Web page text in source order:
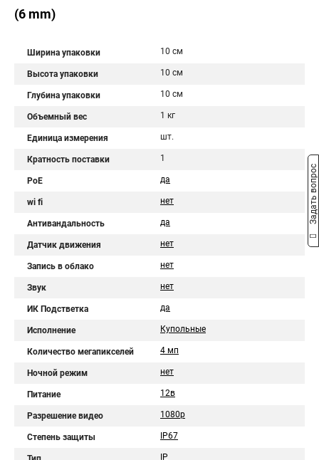
(6 mm)
Ширина упаковки 10 см
Высота упаковки 10 см
Глубина упаковки 10 см
Объемный вес 1 кг
Единица измерения шт.
Кратность поставки 1
PoE да
wi fi нет
Антивандальность да
Датчик движения нет
Запись в облако нет
Звук нет
ИК Подстветка да
Исполнение Купольные
Количество мегапикселей 4 мп
Ночной режим нет
Питание 12в
Разрешение видео 1080p
Степень защиты IP67
IP
Задать вопрос